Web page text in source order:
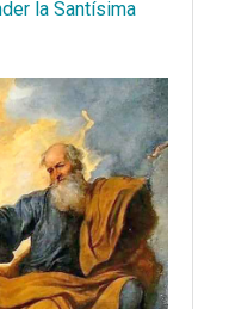
la Santísima